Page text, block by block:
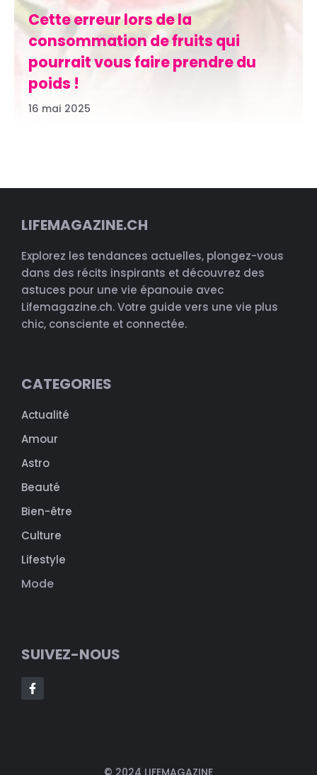
Cette erreur lors de la
consommation de fruits qui
pourrait vous faire prendre du
poids !
16 mai 2025
LIFEMAGAZINE.CH
Explorez les tendances actuelles, plongez-vous
dans des récits inspirants et découvrez des
astuces pour une vie épanouie avec
Lifemagazine.ch. Votre guide vers une vie plus
chic, consciente et connectée.
CATEGORIES
Actualité
Amour
Astro
Beauté
Bien-être
Culture
Lifestyle
Mode
SUIVEZ-NOUS
© 2024 LIFEMAGAZINE